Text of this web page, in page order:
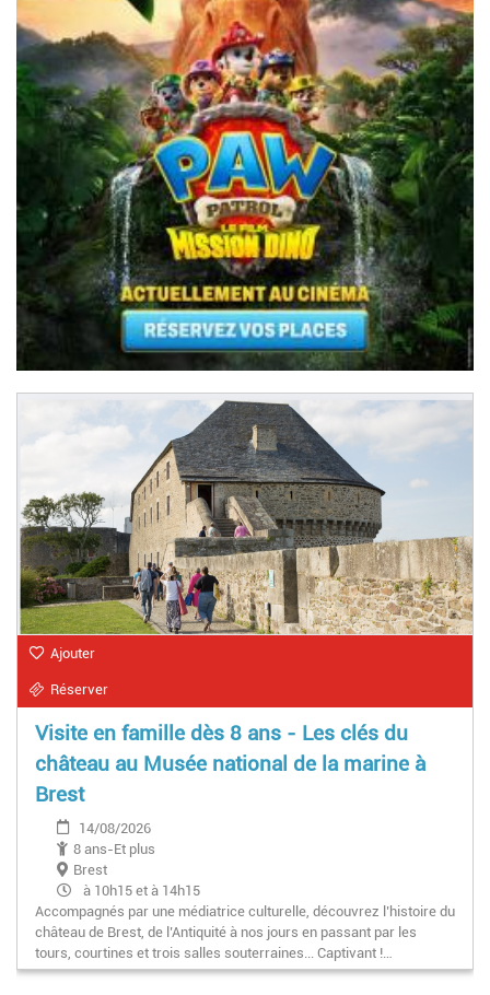
Ajouter
Réserver
Visite en famille dès 8 ans - Les clés du
château au Musée national de la marine à
Brest
14/08/2026
8 ans-Et plus
Brest
à 10h15 et à 14h15
Accompagnés par une médiatrice culturelle, découvrez l’histoire du
château de Brest, de l’Antiquité à nos jours en passant par les
tours, courtines et trois salles souterraines... Captivant !…